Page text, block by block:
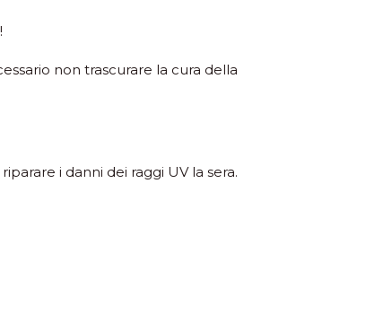
non trascurare la cura della
i danni dei raggi UV la sera.